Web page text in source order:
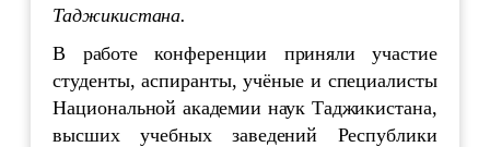
Таджикистана.
В работе конференции приняли участие
студенты, аспиранты, учёные и специалисты
Национальной академии наук Таджикистана,
высших учебных заведений Республики